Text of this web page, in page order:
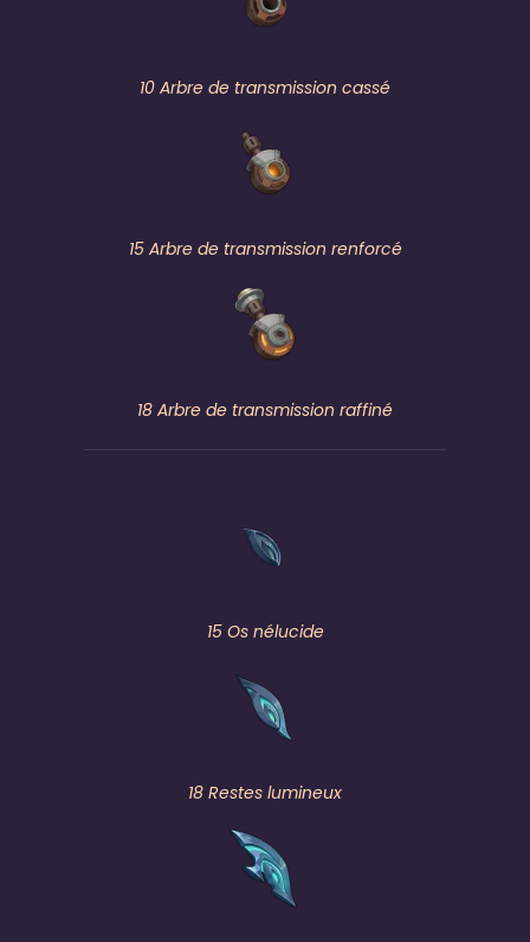
10 Arbre de transmission cassé
15 Arbre de transmission renforcé
18 Arbre de transmission raffiné
15 Os nélucide
18 Restes lumineux